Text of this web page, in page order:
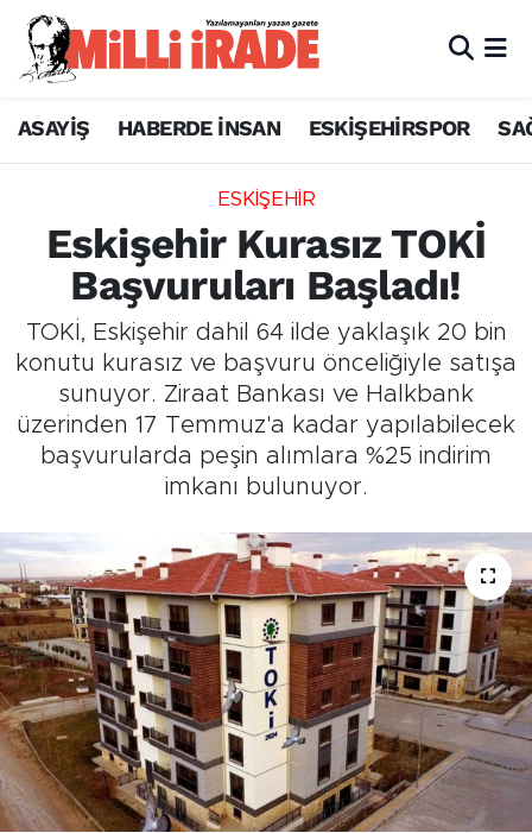
ASAYİŞ HABERDE İNSAN ESKİŞEHİRSPOR
ESKİŞEHİR
Eskişehir Kurasız TOKİ
Başvuruları Başladı!
TOKİ, Eskişehir dahil 64 ilde yaklaşık 20 bin
konutu kurasız ve başvuru önceliğiyle satışa
sunuyor. Ziraat Bankası ve Halkbank
üzerinden 17 Temmuz'a kadar yapılabilecek
başvurularda peşin alımlara %25 indirim
imkanı bulunuyor.